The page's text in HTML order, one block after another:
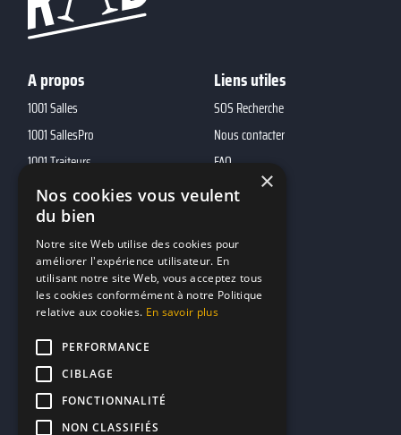
A propos
1001 Salles
1001 SallesPro
1001 Traiteurs
1001 DJ
10h01
MP2
Liens utiles
SOS Recherche
Nous contacter
FAQ
Contacts
marketing@reserverunbar.fr
11 rue Maurice Grandcoing
94200 Ivry-sur-Seine
×
Nos cookies vous veulent
du bien
Notre site Web utilise des cookies pour
améliorer l'expérience utilisateur. En
utilisant notre site Web, vous acceptez tous
les cookies conformément à notre Politique
relative aux cookies. En savoir plus
PERFORMANCE
CIBLAGE
FONCTIONNALITÉ
NON CLASSIFIÉS